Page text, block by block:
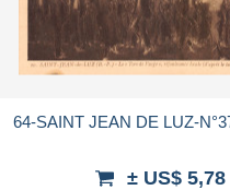
64-SAINT JEAN DE LUZ-
± US$ 5,78